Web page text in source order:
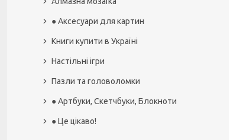
● Аксесуари для картин
Книги купити в Україні
Настільні ігри
Пазли та головоломки
● Артбуки, Скетчбуки, Блокноти
● Це цікаво!